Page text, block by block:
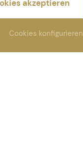
akzeptieren
Cookies konfigurieren